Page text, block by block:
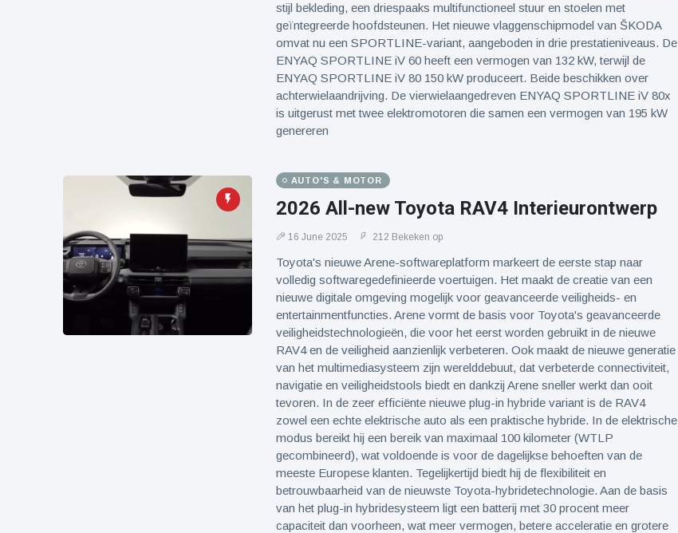
stijl bekleding, een driespaaks multifunctioneel stuur en stoelen met
geïntegreerde hoofdsteunen. Het nieuwe vlaggenschipmodel van ŠKODA
omvat nu een SPORTLINE-variant, aangeboden in drie prestatieniveaus. De
ENYAQ SPORTLINE iV 60 heeft een vermogen van 132 kW, terwijl de
ENYAQ SPORTLINE iV 80 150 kW produceert. Beide beschikken over
achterwielaandrijving. De vierwielaangedreven ENYAQ SPORTLINE iV 80x
is uitgerust met twee elektromotoren die samen een vermogen van 195 kW
genereren
AUTO'S & MOTOR
2026 All-new Toyota RAV4 Interieurontwerp
16 June 2025 212 Bekeken op
Toyota's nieuwe Arene-softwareplatform markeert de eerste stap naar
volledig softwaregedefinieerde voertuigen. Het maakt de creatie van een
nieuwe digitale omgeving mogelijk voor geavanceerde veiligheids- en
entertainmentfuncties. Arene vormt de basis voor Toyota's geavanceerde
veiligheidstechnologieën, die voor het eerst worden gebruikt in de nieuwe
RAV4 en de veiligheid aanzienlijk verbeteren. Ook maakt de nieuwe generatie
van het multimediasysteem zijn werelddebuut, dat verbeterde connectiviteit,
navigatie en veiligheidstools biedt en dankzij Arene sneller werkt dan ooit
tevoren. In de zeer efficiënte nieuwe plug-in hybride variant is de RAV4
zowel een echte elektrische auto als een praktische hybride. In de elektrische
modus bereikt hij een bereik van maximaal 100 kilometer (WTLP
gecombineerd), wat voldoende is voor de dagelijkse behoeften van de
meeste Europese klanten. Tegelijkertijd biedt hij de flexibiliteit en
betrouwbaarheid van de nieuwste Toyota-hybridetechnologie. Aan de basis
van het plug-in hybridesysteem ligt een batterij met 30 procent meer
capaciteit dan voorheen, wat meer vermogen, betere acceleratie en grotere